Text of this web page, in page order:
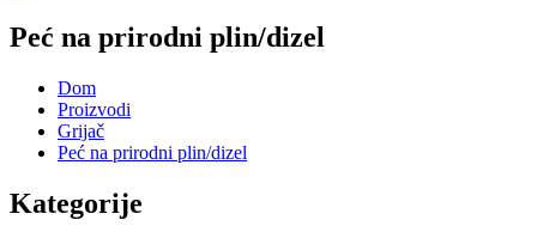
Peć na prirodni plin/dizel
Dom
Proizvodi
Grijač
Peć na prirodni plin/dizel
Kategorije